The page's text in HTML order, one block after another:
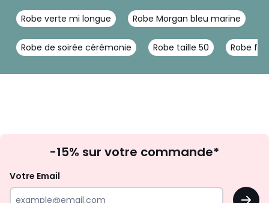
Robe verte mi longue Robe Morgan bleu marine
Robe de soirée cérémonie Robe taille 50 Robe
à
newsletter
-15% sur votre commande*
Votre Email
OK